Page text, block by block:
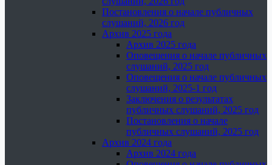
Постановления о начале публичных
слушаний, 2026 год
Архив 2025 года
Архив 2025 года
Оповещения о начале публичных
слушаний, 2025 год
Оповещения о начале публичных
слушаний, 2025-1 год
Заключения о результатах
публичных слушаний, 2025 год
Постановления о начале
публичных слушаний, 2025 год
Архив 2024 года
Архив 2024 года